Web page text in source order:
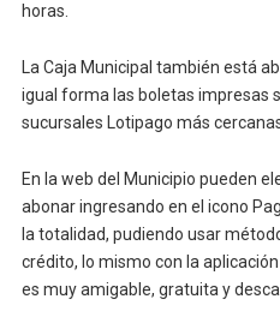
horas.
La Caja Municipal también está
igual forma las boletas impresas
sucursales Lotipago más
En la web del Municipio pueden
abonar ingresando en el icono
la totalidad, pudiendo usar
crédito, lo mismo con la
es muy amigable, gratuita y